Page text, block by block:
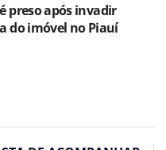
preso após invadir
do imóvel no Piauí